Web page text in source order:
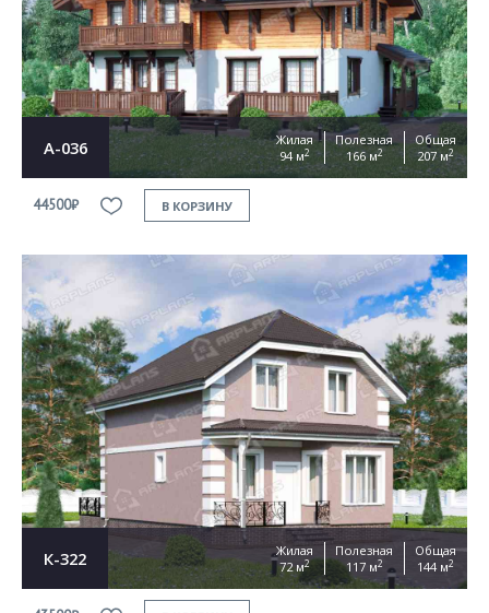
А-036
Жилая
94 м2
Полезная
166 м2
Общая
207 м2
44500₽ В КОРЗИНУ
К-322
Жилая
72 м2
Полезная
117 м2
Общая
144 м2